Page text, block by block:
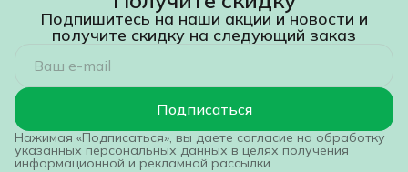
Подпишитесь на наши акции и новости и
получите скидку на следующий заказ
Подписаться
Нажимая «Подписаться», вы даете согласие на обработку
указанных персональных данных в целях получения
информационной и рекламной рассылки